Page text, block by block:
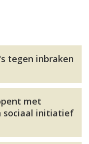
tegen inbraken
met
sociaal initiatief